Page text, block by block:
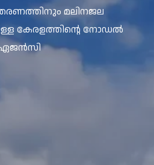
മലിനജല
കേരളത്തിന്റെ നോഡൽ